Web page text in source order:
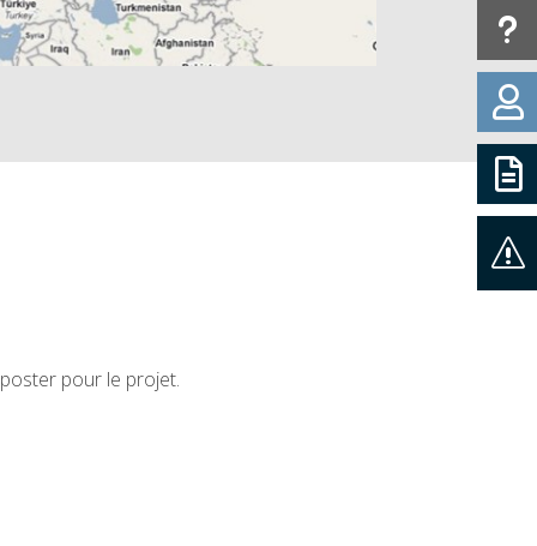
pour le projet.
u


s